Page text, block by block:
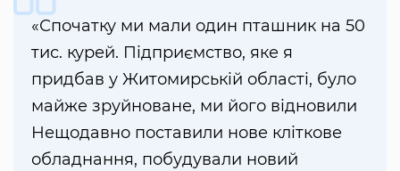
«Спочатку ми мали один пташник на 50
тис. курей. Підприємство, яке я
придбав у Житомирській області, було
майже зруйноване, ми його відновили
Нещодавно поставили нове кліткове
обладнання, побудували новий